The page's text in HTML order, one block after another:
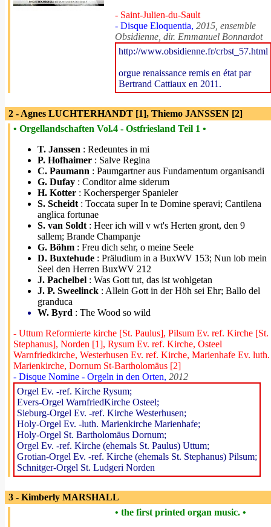
- Saint-Julien-du-Sault
- Disque Eloquentia, 2015, ensemble
Obsidienne, dir. Emmanuel Bonnardot
http://www.obsidienne.fr/crbst_57.html
orgue renaissance remis en état par
Bertrand Cattiaux en 2011.
2 - Agnes LUCHTERHANDT [1], Thiemo JANSSEN [2]
• Orgellandschaften Vol.4 - Ostfriesland Teil 1 •
T. Janssen : Redeuntes in mi
P. Hofhaimer : Salve Regina
C. Paumann : Paumgartner aus Fundamentum organisandi
G. Dufay : Conditor alme siderum
H. Kotter : Kochersperger Spanieler
S. Scheidt : Toccata super In te Domine speravi; Cantilena
anglica fortunae
S. van Soldt : Heer ich will v wt's Herten gront, den 9
sallem; Brande Champanje
G. Böhm : Freu dich sehr, o meine Seele
D. Buxtehude : Präludium in a BuxWV 153; Nun lob mein
Seel den Herren BuxWV 212
J. Pachelbel : Was Gott tut, das ist wohlgetan
J. P. Sweelinck : Allein Gott in der Höh sei Ehr; Ballo del
granduca
W. Byrd : The Wood so wild
- Uttum Reformierte kirche [St. Paulus], Pilsum Ev. ref. Kirche [St.
Stephanus], Norden [1], Rysum Ev. ref. Kirche, Osteel
Warnfriedkirche, Westerhusen Ev. ref. Kirche, Marienhafe Ev. luth.
Marienkirche, Dornum St-Bartholomäus [2]
- Disque Nomine - Orgeln in den Orten, 2012
Orgel Ev. -ref. Kirche Rysum;
Evers-Orgel WarnfriedKirche Osteel;
Sieburg-Orgel Ev. -ref. Kirche Westerhusen;
Holy-Orgel Ev. -luth. Marienkirche Marienhafe;
Holy-Orgel St. Bartholomäus Dornum;
Orgel Ev. -ref. Kirche (ehemals St. Paulus) Uttum;
Grotian-Orgel Ev. -ref. Kirche (ehemals St. Stephanus) Pilsum;
Schnitger-Orgel St. Ludgeri Norden
3 - Kimberly MARSHALL
• the first printed organ music. •